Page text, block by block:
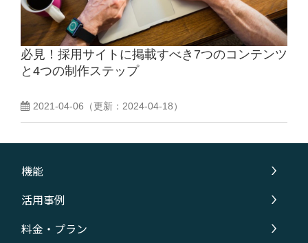
必見！採用サイトに掲載すべき7つのコンテンツ
と4つの制作ステップ
2021-04-06 （更新： 2024-04-18）
機能
活用事例
料金・プラン